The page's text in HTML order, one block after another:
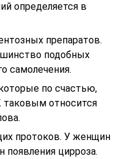
определяется в
препаратов.
подобных
самолечения.
по счастью,
таковым относится
протоков. У женщин
появления цирроза.